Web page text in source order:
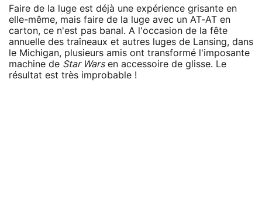
Faire de la luge est déjà une expérience grisante en
elle-même, mais faire de la luge avec un AT-AT en
carton, ce n'est pas banal. A l'occasion de la fête
annuelle des traîneaux et autres luges de Lansing, dans
le Michigan, plusieurs amis ont transformé l'imposante
machine de Star Warsen accessoire de glisse. Le
résultat est très improbable !